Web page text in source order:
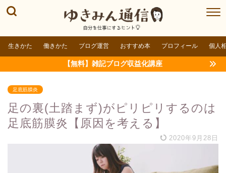
生きかた 働きかた ブログ運営 おすすめ本 プロフィール 個人
【無料】雑記ブログ収益化講座
足底筋膜炎
足の裏(土踏まず)がピリピリするのは
足底筋膜炎【原因を考える】
2020年9月28日